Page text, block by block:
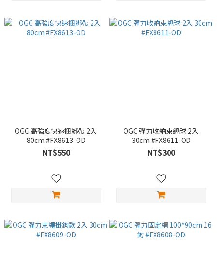
OGC 高強度快速捆綁帶 2入
80cm #FX8613-OD
NT$550
OGC 彈力收納束繩球 2入
30cm #FX8611-OD
NT$300